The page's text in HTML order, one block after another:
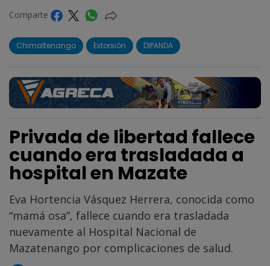
Comparte
Chimaltenango Extorsión DIPANDA
Privada de libertad fallece
cuando era trasladada a
hospital en Mazate
Eva Hortencia Vásquez Herrera, conocida como
“mamá osa”, fallece cuando era trasladada
nuevamente al Hospital Nacional de
Mazatenango por complicaciones de salud.